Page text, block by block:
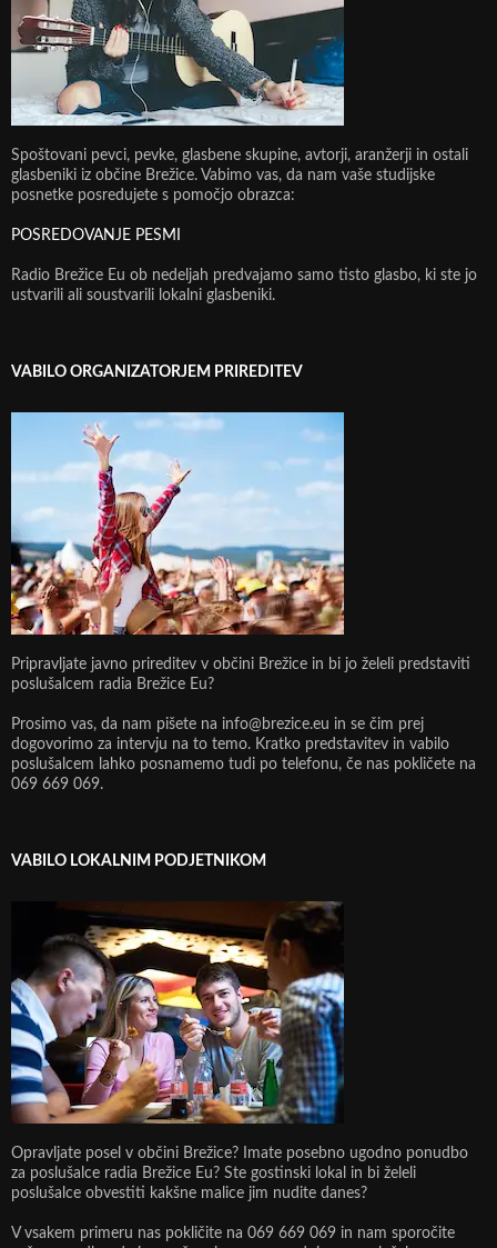
Spoštovani pevci, pevke, glasbene skupine, avtorji, aranžerji in ostali
glasbeniki iz občine Brežice. Vabimo vas, da nam vaše studijske
posnetke posredujete s pomočjo obrazca:
POSREDOVANJE PESMI
Radio Brežice Eu ob nedeljah predvajamo samo tisto glasbo, ki ste jo
ustvarili ali soustvarili lokalni glasbeniki.
VABILO ORGANIZATORJEM PRIREDITEV
Pripravljate javno prireditev v občini Brežice in bi jo želeli predstaviti
poslušalcem radia Brežice Eu?
Prosimo vas, da nam pišete na info@brezice.eu in se čim prej
dogovorimo za intervju na to temo. Kratko predstavitev in vabilo
poslušalcem lahko posnamemo tudi po telefonu, če nas pokličete na
069 669 069.
VABILO LOKALNIM PODJETNIKOM
Opravljate posel v občini Brežice? Imate posebno ugodno ponudbo
za poslušalce radia Brežice Eu? Ste gostinski lokal in bi želeli
poslušalce obvestiti kakšne malice jim nudite danes?
V vsakem primeru nas pokličite na 069 669 069 in nam sporočite